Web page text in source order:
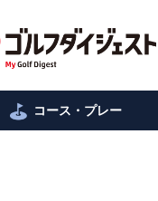
コース・プレー